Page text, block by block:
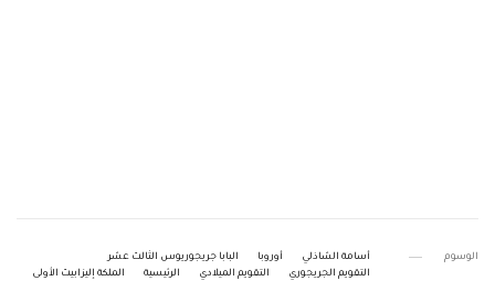
الوسوم أسامة الشاذلي أوروبا
البابا جريجوريوس الثالث عشر
التقويم الجريجوري
التقويم الميلادي الرئيسية
الملكة إليزابيث الأولى